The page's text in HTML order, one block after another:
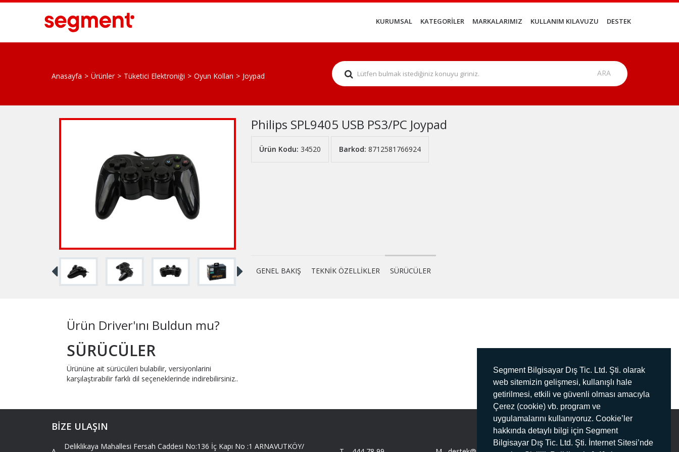
Segment Bilgisayar Dış Tic. Ltd. Şti. olarak
web sitemizin gelişmesi, kullanışlı hale
getirilmesi, etkili ve güvenli olması amacıyla
Çerez (cookie) vb. program ve
uygulamalarını kullanıyoruz. Cookie’ler
hakkında detaylı bilgi için Segment
Bilgisayar Dış Tic. Ltd. Şti. İnternet Sitesi’nde
KURUMSAL KATEGORİLER MARKALARIMIZ KULLANIM KILAVUZU DESTEK
Anasayfa Ürünler Tüketici Elektroniği Oyun Kolları Joypad
Philips SPL9405 USB PS3/PC Joypad
Ürün Kodu: 34520 Barkod: 8712581766924
GENEL BAKIŞ TEKNİK ÖZELLİKLER SÜRÜCÜLER
Ürün Driver'ını Buldun mu?
SÜRÜCÜLER
Ürününe ait sürücüleri bulabilir, versiyonlarini
karşılaştırabilir farklı dil seçeneklerinde indirebilirsiniz..
BİZE ULAŞIN
Deliklikaya Mahallesi Fersah Caddesi No:136 İç Kapı No :1 ARNAVUTKÖY/